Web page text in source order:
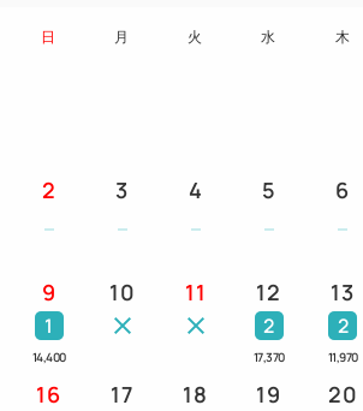
日 月 火 水 木
2 3 4 5 6
9
1
14,400
10 11 12
2
17,370
13
2
11,970
16 17 18 19 20